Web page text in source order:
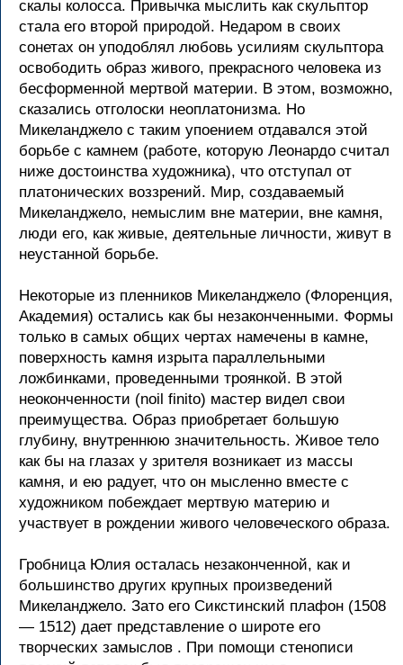
скалы колосса. Привычка мыслить как скульптор
стала его второй природой. Недаром в своих
сонетах он уподоблял любовь усилиям скульптора
освободить образ живого, прекрасного человека из
бесформенной мертвой материи. В этом, возможно,
сказались отголоски неоплатонизма. Но
Микеланджело с таким упоением отдавался этой
борьбе с камнем (работе, которую Леонардо считал
ниже достоинства художника), что отступал от
платонических воззрений. Мир, создаваемый
Микеланджело, немыслим вне материи, вне камня,
люди его, как живые, деятельные личности, живут в
неустанной борьбе.
Некоторые из пленников Микеланджело (Флоренция,
Академия) остались как бы незаконченными. Формы
только в самых общих чертах намечены в камне,
поверхность камня изрыта параллельными
ложбинками, проведенными троянкой. В этой
неоконченности (noil finito) мастер видел свои
преимущества. Образ приобретает большую
глубину, внутреннюю значительность. Живое тело
как бы на глазах у зрителя возникает из массы
камня, и ею радует, что он мысленно вместе с
художником побеждает мертвую материю и
участвует в рождении живого человеческого образа.
Гробница Юлия осталась незаконченной, как и
большинство других крупных произведений
Микеланджело. Зато его Сикстинский плафон (1508
— 1512) дает представление о широте его
творческих замыслов . При помощи стенописи